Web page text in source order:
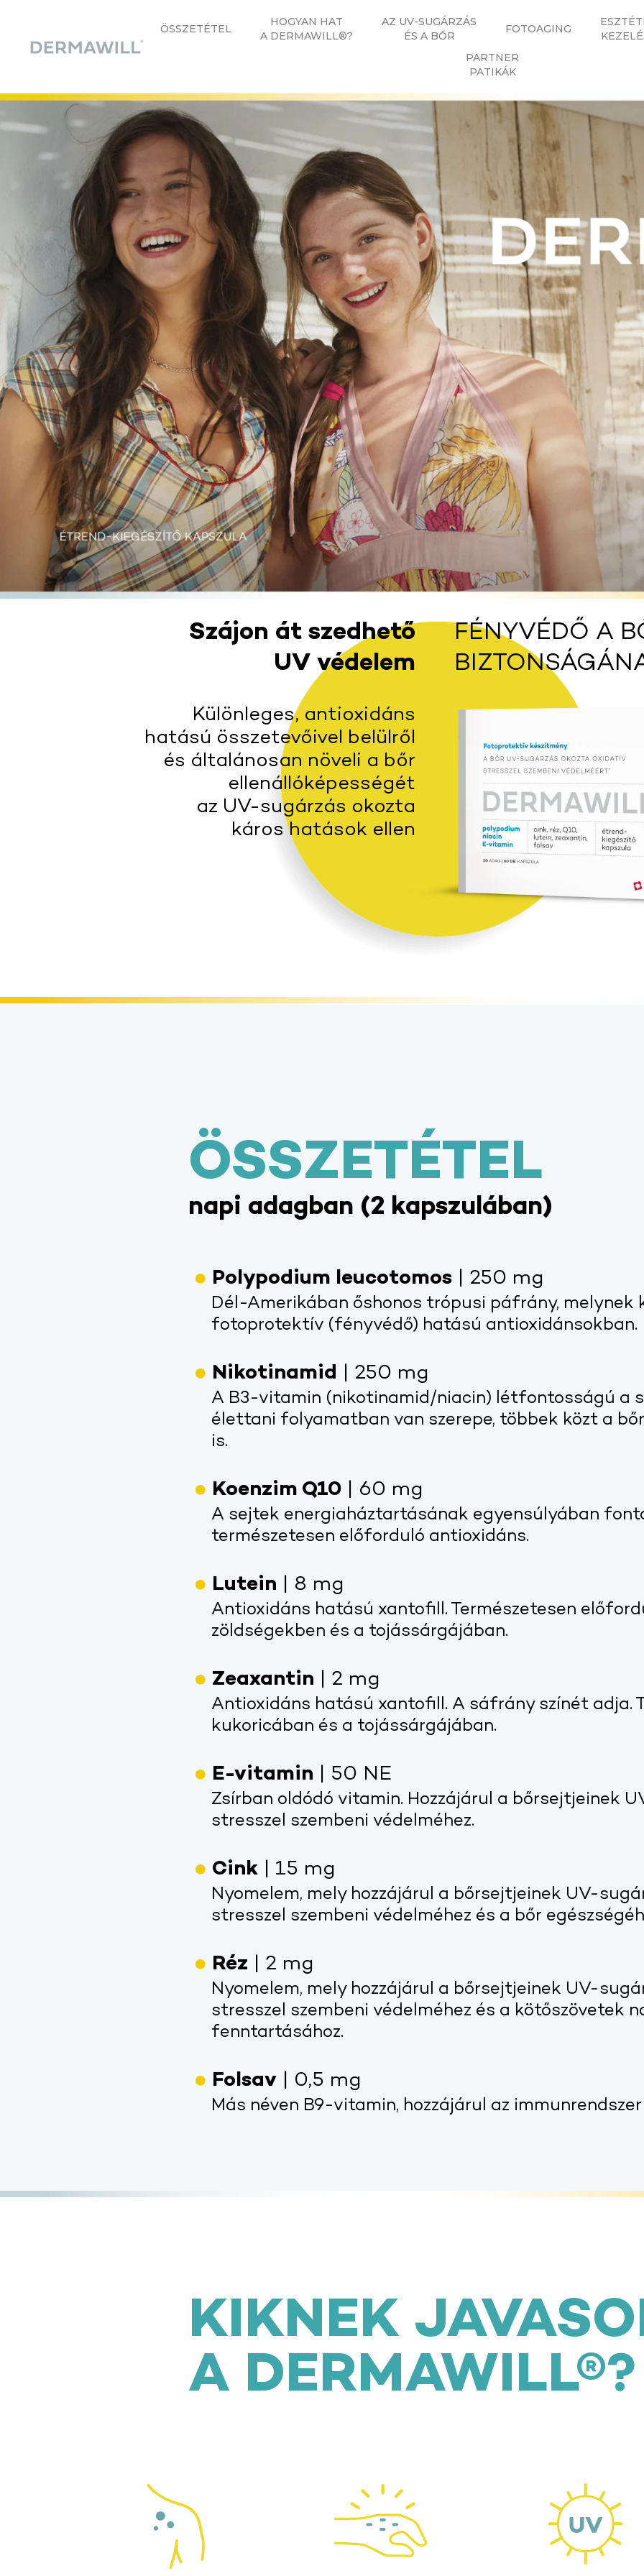
ÖSSZETÉTEL
HOGYAN HAT
A DERMAWILL®?
AZ UV-SUGÁRZÁS
ÉS A BŐR
FOTOAGING
PARTNER
PATIKÁK
Szájon át szedhető
UV védelem
Különleges, antioxidáns
hatású összetevőivel belülről
és általánosan növeli a bőr
ellenállóképességét
az UV-sugárzás okozta
káros hatások ellen
FÉNYVÉDŐ A
ÖSSZETÉTEL
napi adagban (2 kapszulában)
Polypodium leucotomos| 250 mg
Dél-Amerikában őshonos trópusi páfrány, melynek
fotoprotektív (fényvédő) hatású antioxidánsokban.
Nikotinamid | 250 mg
A B3-vitamin (nikotinamid/niacin) létfontosságú a
élettani folyamatban van szerepe, többek közt a
is.
Koenzim Q10| 60 mg
A sejtek energiaháztartásának egyensúlyában
természetesen előforduló antioxidáns.
Lutein | 8 mg
Antioxidáns hatású xantofill. Természetesen
zöldségekben és a tojássárgájában.
Zeaxantin | 2 mg
Antioxidáns hatású xantofill. A sáfrány színét adja.
kukoricában és a tojássárgájában.
E-vitamin | 50 NE
Zsírban oldódó vitamin. Hozzájárul a bőrsejtjeinek
stresszel szembeni védelméhez.
Cink| 15 mg
Nyomelem, mely hozzájárul a bőrsejtjeinek UV-
stresszel szembeni védelméhez és a bőr
Réz | 2 mg
Nyomelem, mely hozzájárul a bőrsejtjeinek UV-
stresszel szembeni védelméhez és a kötőszövetek
fenntartásához.
Folsav| 0,5 mg
Más néven B9-vitamin, hozzájárul az
KIKNEK
A DERMAWILL®?